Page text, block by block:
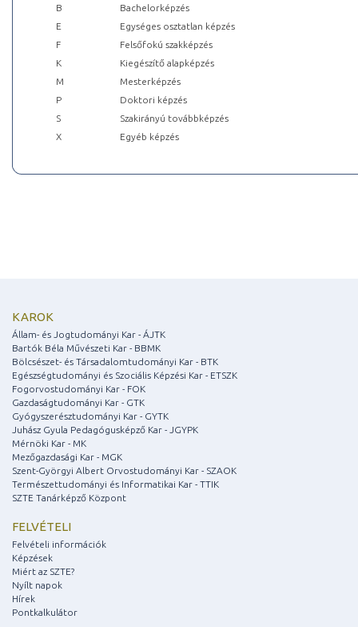
B
Bachelorképzés
E
Egységes osztatlan képzés
F
Felsőfokú szakképzés
K
Kiegészítő alapképzés
M
Mesterképzés
P
Doktori képzés
S
Szakirányú továbbképzés
X
Egyéb képzés
KAROK
Állam- és Jogtudományi Kar - ÁJTK
Bartók Béla Művészeti Kar - BBMK
Bölcsészet- és Társadalomtudományi Kar - BTK
Egészségtudományi és Szociális Képzési Kar - ETSZK
Fogorvostudományi Kar - FOK
Gazdaságtudományi Kar - GTK
Gyógyszerésztudományi Kar - GYTK
Juhász Gyula Pedagógusképző Kar - JGYPK
Mérnöki Kar - MK
Mezőgazdasági Kar - MGK
Szent-Györgyi Albert Orvostudományi Kar - SZAOK
Természettudományi és Informatikai Kar - TTIK
SZTE Tanárképző Központ
FELVÉTELI
Felvételi információk
Képzések
Miért az SZTE?
Nyílt napok
Hírek
Pontkalkulátor